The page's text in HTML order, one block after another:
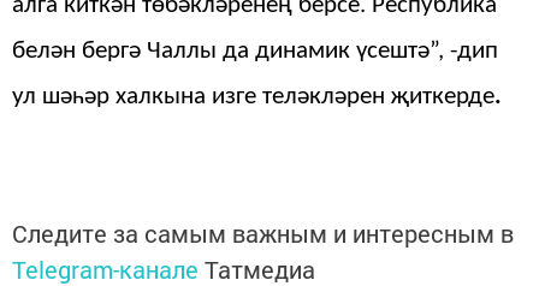
алга киткән төбәкләренең берсе. Республика
белән бергә Чаллы да динамик үсештә”, -дип
ул шәһәр халкына изге теләкләрен җиткерде.
Следите за самым важным и интересным в
Telegram-канале Татмедиа